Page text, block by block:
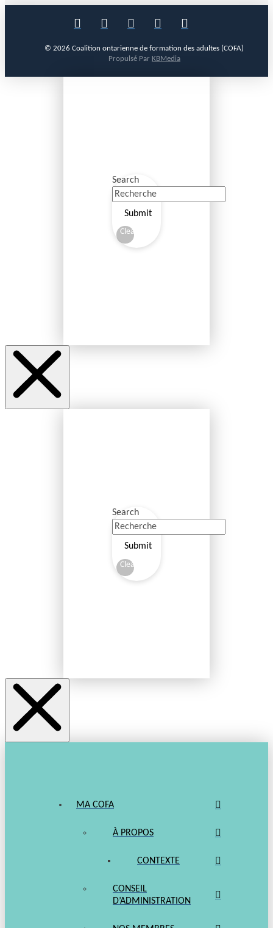
© 2026 Coalition ontarienne de formation des adultes (COFA)
Propulsé Par KBMedia
Search
Submit
Clear
Search
Submit
Clear
MA COFA
À PROPOS
CONTEXTE
CONSEIL
D’ADMINISTRATION